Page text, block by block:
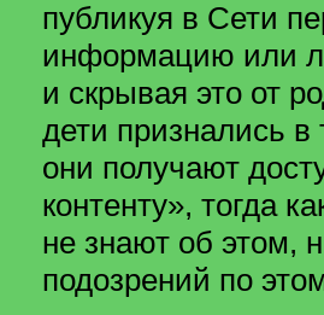
публикуя в Сети
информацию или
и скрывая это от
дети признались в
они получают
контенту», тогда
не знают об этом,
подозрений по